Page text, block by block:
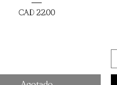
Precio
CAD 22,00